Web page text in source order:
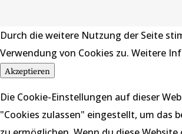
Durch die weitere Nutzung der Seite
Verwendung von Cookies zu. Weitere
Akzeptieren
Die Cookie-Einstellungen auf dieser
"Cookies zulassen" eingestellt, um das